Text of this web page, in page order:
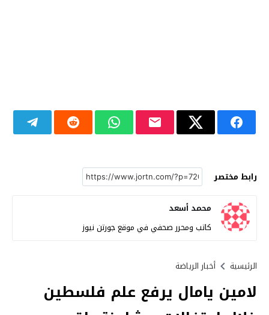
رابط مختصر
محمد أسعد
كاتب ومحرر صحفي في موقع جورتن نيوز
الرئيسية أخبار الرياضة
لامين يامال يرفع علم فلسطين